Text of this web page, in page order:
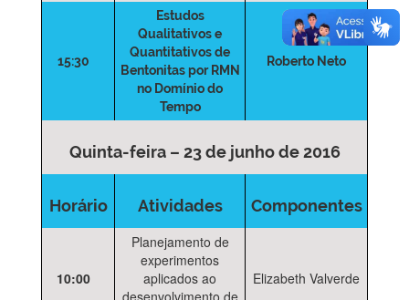
15:30
Estudos
Qualitativos e
Quantitativos de
Bentonitas por RMN
no Domínio do
Tempo
Roberto Neto
Quinta-feira – 23 de junho de 2016
Horário Atividades Componentes
10:00
Planejamento de
experimentos
aplicados ao
desenvolvimento de
Elizabeth Valverde